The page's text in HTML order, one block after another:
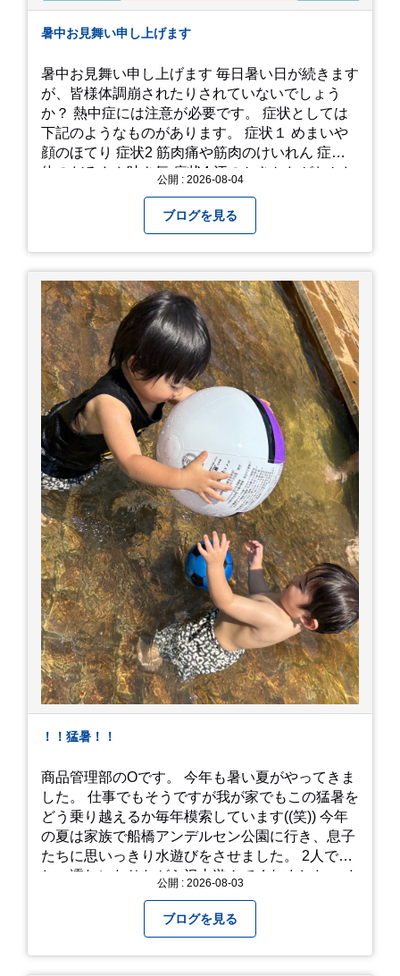
暑中お見舞い申し上げます
暑中お見舞い申し上げます 毎日暑い日が続きます
が、皆様体調崩されたりされていないでしょう
か？ 熱中症には注意が必要です。 症状としては
下記のようなものがあります。 症状１ めまいや
顔のほてり 症状2 筋肉痛や筋肉のけいれん 症状3
体のだるさや吐き気 症状4 汗のかきかたがおかし
に反応しない、まっすぐ歩けない 症状7 水分補給
に医療機関へ相談、または救急車を呼びましょう
□涼しい場所へ移動しましょう □衣服を脱がし、
体を冷やして体温を下げましょう □塩分や水分を
補給しましょう 一番大切な命を守って、夏を乗り
切りましょう！
公開 : 2026-08-04
ブログを見る
！！猛暑！！
商品管理部のOです。 今年も暑い夏がやってきま
した。 仕事でもそうですが我が家でもこの猛暑を
どう乗り越えるか毎年模索しています((笑)) 今年
の夏は家族で船橋アンデルセン公園に行き、息子
たちに思いっきり水遊びをさせました。 2人でび
しょ濡れになりながら沢山遊んでくれました。 さ
みようと思います。
公開 : 2026-08-03
ブログを見る